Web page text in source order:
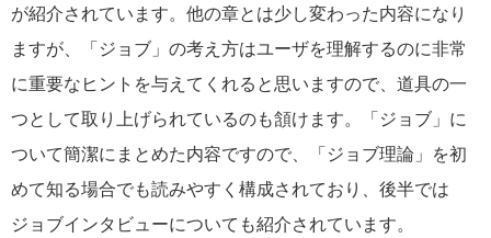
が紹介されています。他の章とは少し変わった内容になり
ますが、「ジョブ」の考え方はユーザを理解するのに非常
に重要なヒントを与えてくれると思いますので、道具の一
つとして取り上げられているのも頷けます。「ジョブ」に
ついて簡潔にまとめた内容ですので、「ジョブ理論」を初
めて知る場合でも読みやすく構成されており、後半では
ジョブインタビューについても紹介されています。